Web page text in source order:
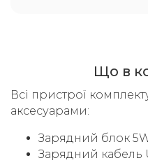
Що в
Всі пристрої
аксесуарами:
Зарядний блок
Зарядний